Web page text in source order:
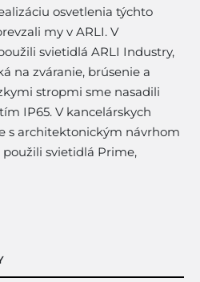
osvetlenia týchto
my v ARLI. V
svietidlá ARLI Industry,
na zváranie, brúsenie a
stropmi sme nasadili
IP65. V kancelárskych
s architektonickým návrhom
použili svietidlá Prime,